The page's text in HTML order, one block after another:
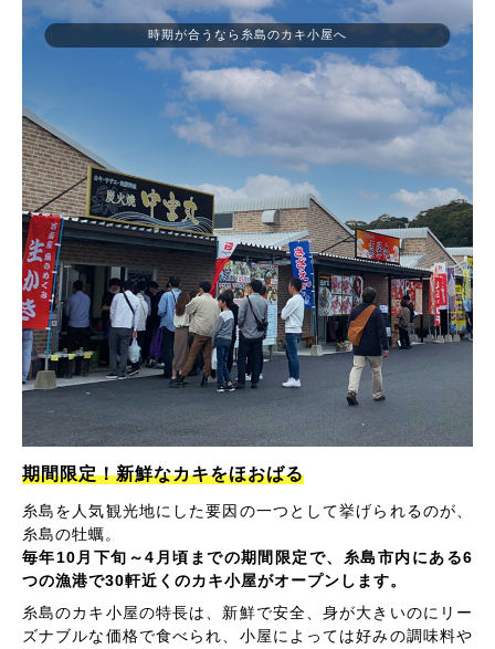
期間限定！新鮮なカキをほおばる
糸島を人気観光地にした要因の一つとして挙げられるのが、
糸島の牡蠣。
毎年10月下旬～4月頃までの期間限定で、糸島市内にある6
つの漁港で30軒近くのカキ小屋がオープンします。
糸島のカキ小屋の特長は、新鮮で安全、身が大きいのにリー
ズナブルな価格で食べられ、小屋によっては好みの調味料や
時期が合うなら糸島のカキ小屋へ